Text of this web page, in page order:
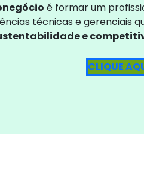
é formar um
técnicas e gerenciais
e
CLIQUE